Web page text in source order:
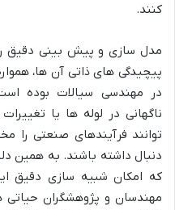
کنند.
مدل سازی و پیش بینی دقیق
پیچیدگی های ذاتی آن ها،
در مهندسی سیالات بوده
ناگهانی در لوله ها یا
توانند فرآیندهای صنعتی را
دنبال داشته باشند. به همین
که امکان شبیه سازی دقیق
مهندسان و پژوهشگران